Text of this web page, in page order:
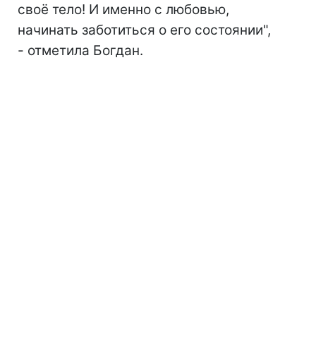
своё тело! И именно с любовью,
начинать заботиться о его состоянии",
- отметила Богдан.